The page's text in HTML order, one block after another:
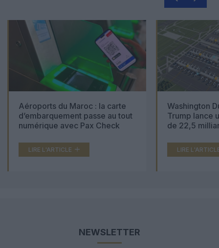
Aéroports du Maroc : la carte
d’embarquement passe au tout
numérique avec Pax Check
LIRE L'ARTICLE
Washington
Trump lance
de 22,5
LIRE
NEWSLETTER